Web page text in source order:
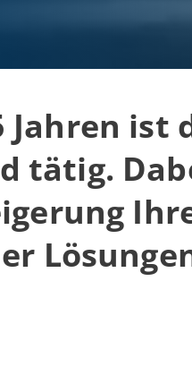
Jahren ist
tätig.